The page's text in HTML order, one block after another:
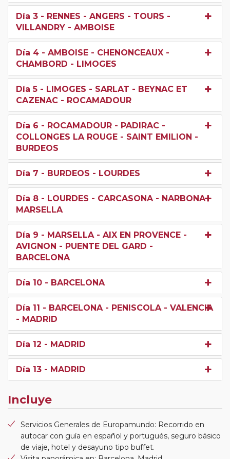
Día 3 - RENNES - ANGERS - TOURS -
VILLANDRY - AMBOISE
Día 4 - AMBOISE - CHENONCEAUX -
CHAMBORD - LIMOGES
Día 5 - LIMOGES - SARLAT - BEYNAC ET
CAZENAC - ROCAMADOUR
Día 6 - ROCAMADOUR - PADIRAC -
COLLONGES LA ROUGE - SAINT EMILION -
BURDEOS
Día 7 - BURDEOS - LOURDES
Día 8 - LOURDES - CARCASONA - NARBONA -
MARSELLA
Día 9 - MARSELLA - AIX EN PROVENCE -
AVIGNON - PUENTE DEL GARD -
BARCELONA
Día 10 - BARCELONA
Día 11 - BARCELONA - PENISCOLA - VALENCIA
- MADRID
Día 12 - MADRID
Día 13 - MADRID
Incluye
Servicios Generales de Europamundo: Recorrido en
autocar con guía en español y portugués, seguro básico
de viaje, hotel y desayuno tipo buffet.